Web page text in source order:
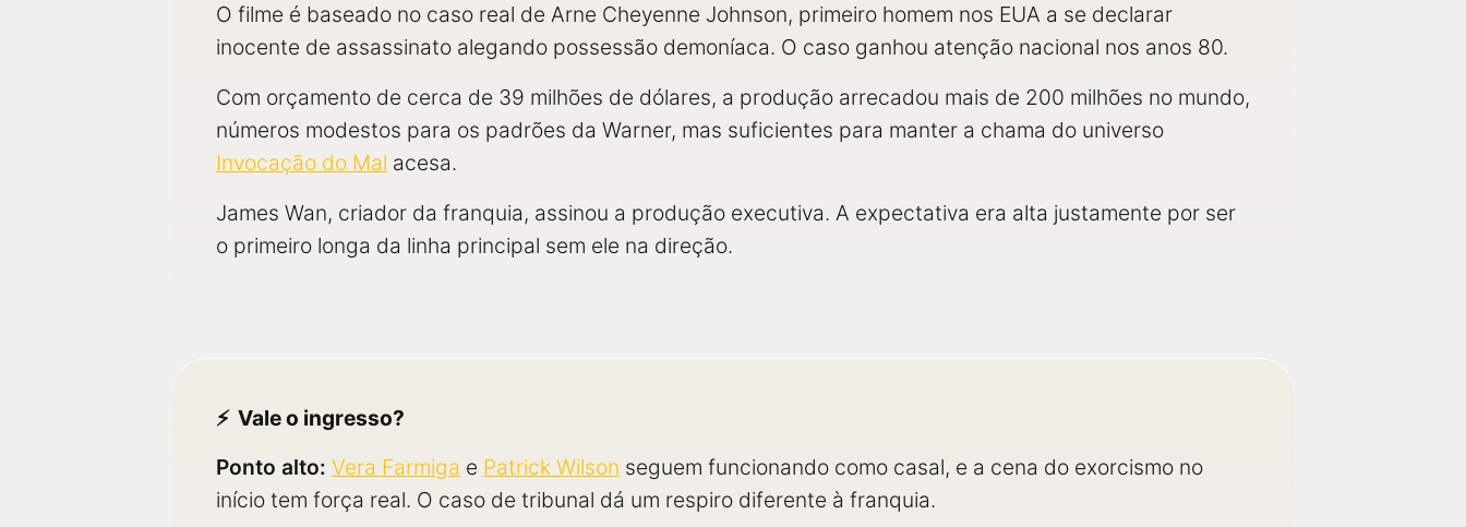
O filme é baseado no caso real de Arne Cheyenne Johnson, primeiro homem nos EUA a se declarar
inocente de assassinato alegando possessão demoníaca. O caso ganhou atenção nacional nos anos 80.
Com orçamento de cerca de 39 milhões de dólares, a produção arrecadou mais de 200 milhões no mundo,
números modestos para os padrões da Warner, mas suficientes para manter a chama do universo
Invocação do Mal acesa.
James Wan, criador da franquia, assinou a produção executiva. A expectativa era alta justamente por ser
o primeiro longa da linha principal sem ele na direção.
Vale o ingresso?
Ponto alto: Vera Farmiga e Patrick Wilson seguem funcionando como casal, e a cena do exorcismo no
início tem força real. O caso de tribunal dá um respiro diferente à franquia.